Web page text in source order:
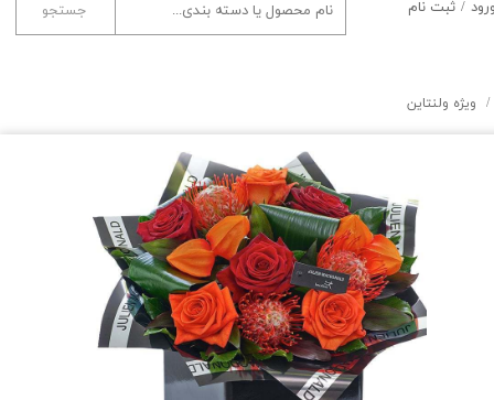
جستجو / ثبت نام
ویژه ولنتاین